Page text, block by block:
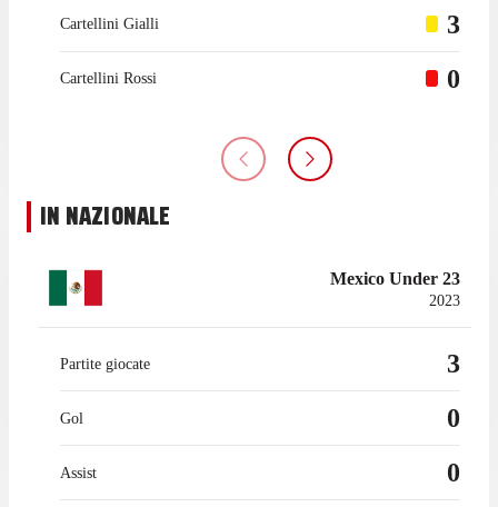
Cartellini Gialli 3
Cartellini Rossi 0
IN NAZIONALE
Mexico Under 23
2023
Partite giocate 3
Gol 0
Assist 0